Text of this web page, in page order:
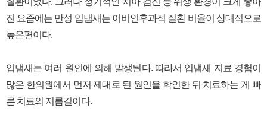
진 요즘에는 만성 입냄새는 이비인후과적 질환 비율이 상대적으로
높은편이다.
입냄새는 여러 원인에 의해 발생된다. 따라서 입냄새 지료 경험이
많은 한의원에서 먼저 제대로 된 원인을 학인한 뒤 치료하는 게 빠
른 치료의 지름길이다.